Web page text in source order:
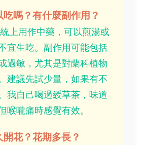
吃嗎？有什麼副作用？
上用作中藥，可以煎湯或
宜生吃。副作用可能包括
過敏，尤其是對蘭科植物
建議先試少量，如果有不
我自己喝過綬草茶，味道
喉嚨痛時感覺有效。
花？花期多長？